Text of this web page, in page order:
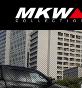
WHAT'S NEW
WHEEL LINEUP